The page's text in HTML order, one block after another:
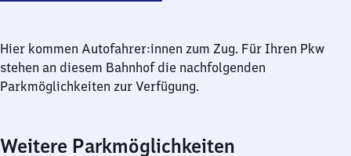
Hier kommen Autofahrer:innen zum Zug. Für Ihren Pkw
stehen an diesem Bahnhof die nachfolgenden
Parkmöglichkeiten zur Verfügung.
Weitere Parkmöglichkeiten